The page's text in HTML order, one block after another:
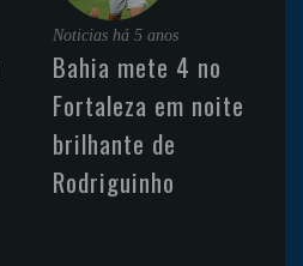
Noticias há 5 anos
Bahia mete 4 no
Fortaleza em noite
brilhante de
Rodriguinho